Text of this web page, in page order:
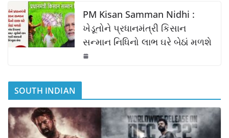
PM Kisan Samman Nidhi :
ખેડૂતોને પ્રધાનમંત્રી કિસાન
સન્માન નિધિનો લાભ ઘરે બેઠાં મળશે
SOUTH INDIAN